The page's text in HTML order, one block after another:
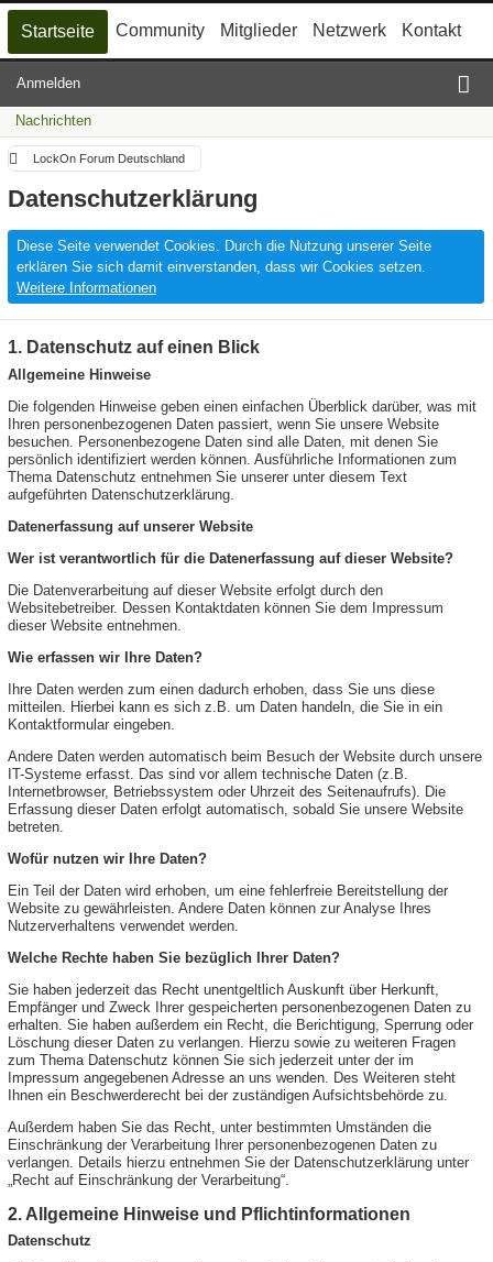
Startseite Community Mitglieder Netzwerk Kontakt
Anmelden
Nachrichten
LockOn Forum Deutschland
Datenschutzerklärung
Diese Seite verwendet Cookies. Durch die Nutzung unserer Seite
erklären Sie sich damit einverstanden, dass wir Cookies setzen.
Weitere Informationen
1. Datenschutz auf einen Blick
Allgemeine Hinweise
Die folgenden Hinweise geben einen einfachen Überblick darüber, was mit
Ihren personenbezogenen Daten passiert, wenn Sie unsere Website
besuchen. Personenbezogene Daten sind alle Daten, mit denen Sie
persönlich identifiziert werden können. Ausführliche Informationen zum
Thema Datenschutz entnehmen Sie unserer unter diesem Text
aufgeführten Datenschutzerklärung.
Datenerfassung auf unserer Website
Wer ist verantwortlich für die Datenerfassung auf dieser Website?
Die Datenverarbeitung auf dieser Website erfolgt durch den
Websitebetreiber. Dessen Kontaktdaten können Sie dem Impressum
dieser Website entnehmen.
Wie erfassen wir Ihre Daten?
Ihre Daten werden zum einen dadurch erhoben, dass Sie uns diese
mitteilen. Hierbei kann es sich z.B. um Daten handeln, die Sie in ein
Kontaktformular eingeben.
Andere Daten werden automatisch beim Besuch der Website durch unsere
IT-Systeme erfasst. Das sind vor allem technische Daten (z.B.
Internetbrowser, Betriebssystem oder Uhrzeit des Seitenaufrufs). Die
Erfassung dieser Daten erfolgt automatisch, sobald Sie unsere Website
betreten.
Wofür nutzen wir Ihre Daten?
Ein Teil der Daten wird erhoben, um eine fehlerfreie Bereitstellung der
Website zu gewährleisten. Andere Daten können zur Analyse Ihres
Nutzerverhaltens verwendet werden.
Welche Rechte haben Sie bezüglich Ihrer Daten?
Sie haben jederzeit das Recht unentgeltlich Auskunft über Herkunft,
Empfänger und Zweck Ihrer gespeicherten personenbezogenen Daten zu
erhalten. Sie haben außerdem ein Recht, die Berichtigung, Sperrung oder
Löschung dieser Daten zu verlangen. Hierzu sowie zu weiteren Fragen
zum Thema Datenschutz können Sie sich jederzeit unter der im
Impressum angegebenen Adresse an uns wenden. Des Weiteren steht
Ihnen ein Beschwerderecht bei der zuständigen Aufsichtsbehörde zu.
Außerdem haben Sie das Recht, unter bestimmten Umständen die
Einschränkung der Verarbeitung Ihrer personenbezogenen Daten zu
verlangen. Details hierzu entnehmen Sie der Datenschutzerklärung unter
„Recht auf Einschränkung der Verarbeitung“.
2. Allgemeine Hinweise und Pflichtinformationen
Datenschutz